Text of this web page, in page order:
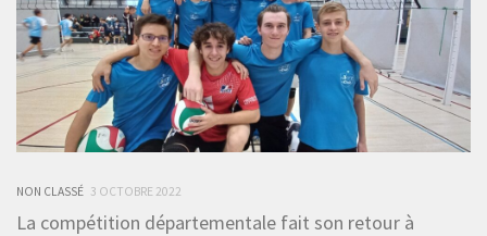
NON CLASSÉ 3 OCTOBRE 2022
La compétition départementale fait son retour à